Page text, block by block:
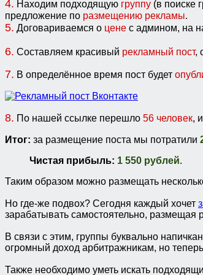
4. Находим подходящую группу (в поиске
предложение по размещению рекламы.
5. Договариваемся о цене с админом, на
6. Составляем красивый рекламный пост,
7. В определённое время пост будет
8. По нашей ссылке перешло 56 человек,
Итог: за размещение поста мы потратили
Чистая прибыль: 1 550 рублей.
Таким образом можно размещать
Но где-же подвох? Сегодня каждый хочет
зарабатывать самостоятельно,
В связи с этим, группы буквально
огромный доход арбитражникам, но
Также необходимо уметь искать